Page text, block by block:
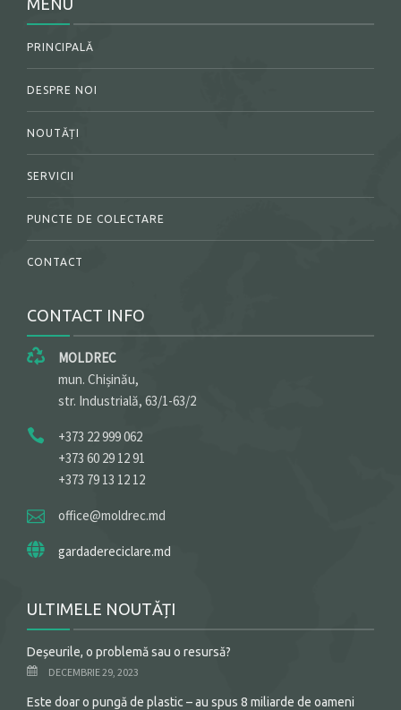
PRINCIPALĂ
DESPRE NOI
NOUTĂȚI
SERVICII
PUNCTE DE COLECTARE
CONTACT
CONTACT INFO
MOLDREC
mun. Chișinău,
str. Industrială, 63/1-63/2
+373 22 999 062
+373 60 29 12 91
+373 79 13 12 12
office@moldrec.md
gardadereciclare.md
ULTIMELE NOUTĂȚI
Deșeurile, o problemă sau o resursă?
DECEMBRIE 29, 2023
Este doar o pungă de plastic – au spus 8 miliarde de oameni